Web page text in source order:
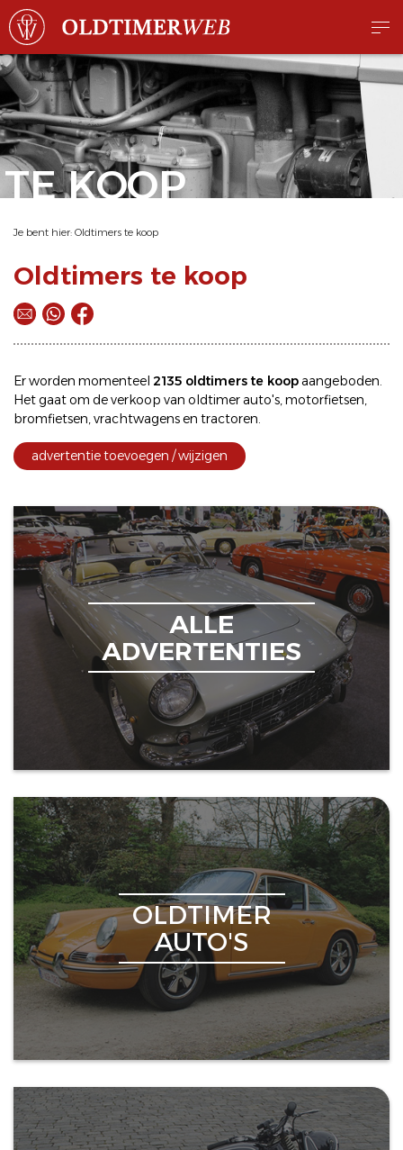
TE KOOP
Je bent hier: Oldtimers te koop
Oldtimers te koop
Er worden momenteel 2135 oldtimers te koopaangeboden.
Het gaat om deverkoop van oldtimerauto's,motorfietsen,
bromfietsen,vrachtwagens en tractoren.
advertentie toevoegen / wijzigen
ALLE
ADVERTENTIES
OLDTIMER
AUTO'S